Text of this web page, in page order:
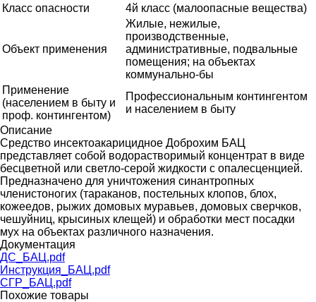
Класс опасности
4й класс (малоопасные вещества)
Объект применения
Жилые, нежилые,
производственные,
административные, подвальные
помещения; на объектах
коммунально-бы
Применение
(населением в быту и
проф. контингентом)
Профессиональным контингентом
и населением в быту
Описание
Средство инсектоакарицидное Доброхим БАЦ
представляет собой водорастворимый концентрат в виде
бесцветной или светло-серой жидкости с опалесценцией.
Предназначено для уничтожения синантропных
членистоногих (тараканов, постельных клопов, блох,
кожеедов, рыжих домовых муравьев, домовых сверчков,
чешуйниц, крысиных клещей) и обработки мест посадки
мух на объектах различного назначения.
Документация
ДС_БАЦ.pdf
Инструкция_БАЦ.pdf
СГР_БАЦ.pdf
Похожие товары